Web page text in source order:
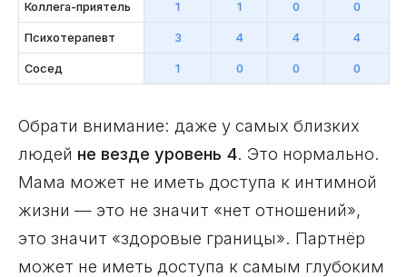
Коллега-приятель 1 1 0 0
Психотерапевт 3 4 4 4
Сосед 1 0 0 0
Обрати внимание: даже у самых близких
людей не везде уровень 4. Это нормально.
Мама может не иметь доступа к интимной
жизни — это не значит «нет отношений»,
это значит «здоровые границы». Партнёр
может не иметь доступа к самым глубоким